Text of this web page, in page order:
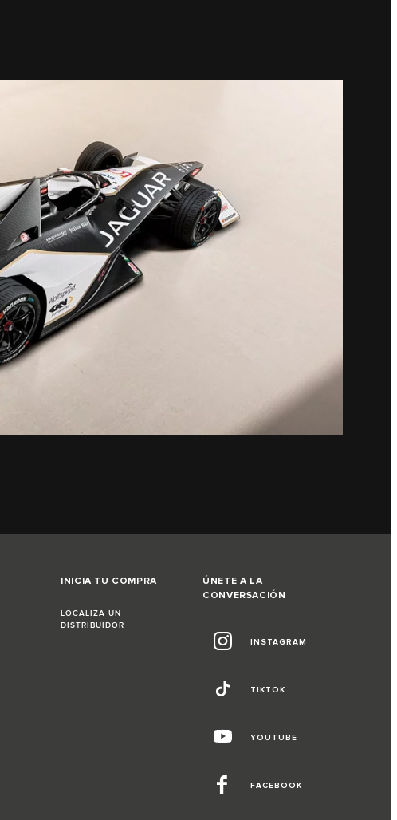
INICIA TU COMPRA
LOCALIZA UN
DISTRIBUIDOR
ÚNETE A LA
CONVERSACIÓN
INSTAGRAM
TIKTOK
YOUTUBE
FACEBOOK